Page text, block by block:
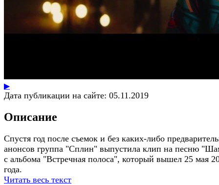
▶
Дата публикации на сайте: 05.11.2019
Описание
Спустя год после съемок и без каких-либо
анонсов группа "Сплин" выпустила клип на песню
с альбома "Встречная полоса", который вышел 25 мая
года.
Читать весь текст